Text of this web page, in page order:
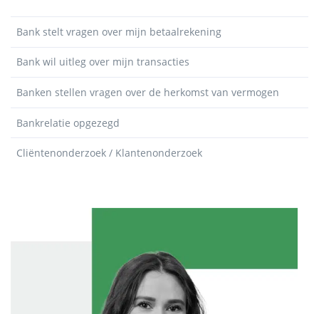
Bank stelt vragen over mijn betaalrekening
Bank wil uitleg over mijn transacties
Banken stellen vragen over de herkomst van vermogen
Bankrelatie opgezegd
Cliëntenonderzoek / Klantenonderzoek